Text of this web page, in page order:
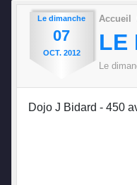
Le dimanche
07
OCT. 2012
Accueil
LE
Le
Dojo J Bidard - 450